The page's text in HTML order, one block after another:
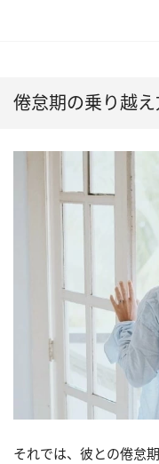
倦怠期の乗り越え
それでは、彼との倦怠